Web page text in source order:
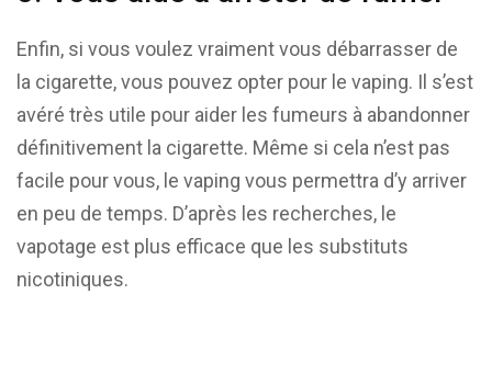
Enfin, si vous voulez vraiment vous débarrasser de
la cigarette, vous pouvez opter pour le vaping. Il s’est
avéré très utile pour aider les fumeurs à abandonner
définitivement la cigarette. Même si cela n’est pas
facile pour vous, le vaping vous permettra d’y arriver
en peu de temps. D’après les recherches, le
vapotage est plus efficace que les substituts
nicotiniques.